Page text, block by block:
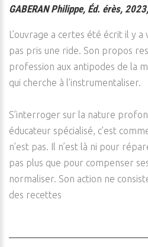
GABERAN Philippe, Éd. érès,
L’ouvrage a certes été écrit il y a
pas pris une ride. Son propos
profession aux antipodes de la
qui cherche à l’instrumentaliser.
S’interroger sur la nature
éducateur spécialisé, c’est
n’est pas. Il n’est là ni pour
pas plus que pour compenser
normaliser. Son action ne
des recettes